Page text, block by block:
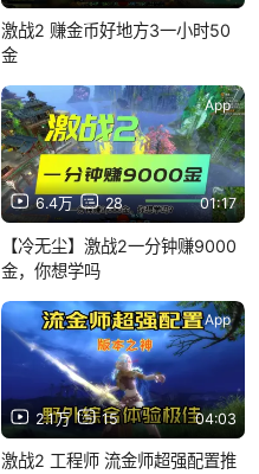
激战2 赚金币好地方3一小时50
金
6.4万 28 01:17
App
【冷无尘】激战2一分钟赚9000
金，你想学吗
2.1万 15 04:03
App
激战2 工程师 流金师超强配置推